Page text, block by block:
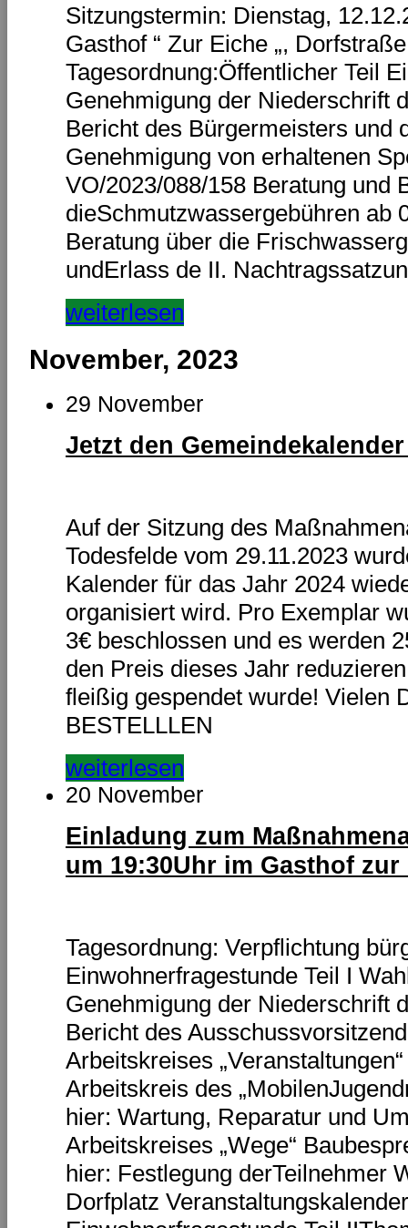
Sitzungstermin: Dienstag,
Gasthof “ Zur Eiche „,
Tagesordnung:Öffentlicher Teil
Genehmigung der Niederschrift
Bericht des Bürgermeisters und
Genehmigung von erhaltenen
VO/2023/088/158 Beratung und
dieSchmutzwassergebühren ab
Beratung über die
undErlass de II.
weiterlesen
November, 2023
29 November
Jetzt den
Auf der Sitzung des
Todesfelde vom 29.11.2023
Kalender für das Jahr 2024
organisiert wird. Pro Exemplar
3€ beschlossen und es werden
den Preis dieses Jahr
fleißig gespendet wurde! Vielen
BESTELLLEN
weiterlesen
20 November
Einladung zum
um 19:30Uhr im Gasthof zur
Tagesordnung: Verpflichtung
Einwohnerfragestunde Teil I
Genehmigung der Niederschrift
Bericht des
Arbeitskreises
Arbeitskreis des
hier: Wartung, Reparatur und
Arbeitskreises „Wege“
hier: Festlegung derTeilnehmer
Dorfplatz